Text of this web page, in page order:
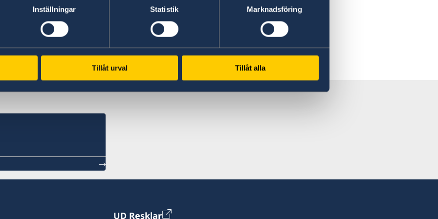
Inställningar Statistik Marknadsföring
Tillåt urval Tillåt alla
UD Resklar